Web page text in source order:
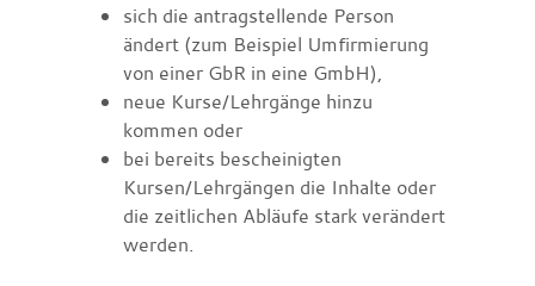
sich die antragstellende Person
ändert (zum Beispiel Umfirmierung
von einer GbR in eine GmbH),
neue Kurse/Lehrgänge hinzu
kommen oder
bei bereits bescheinigten
Kursen/Lehrgängen die Inhalte oder
die zeitlichen Abläufe stark verändert
werden.